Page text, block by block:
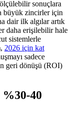
sonuçlara
büyük zincirler için
dair ilk algılar artık
daha erişilebilir hale
sistemlerle
2026 için kat
sadece
geri dönüşü (ROI)
%30-40